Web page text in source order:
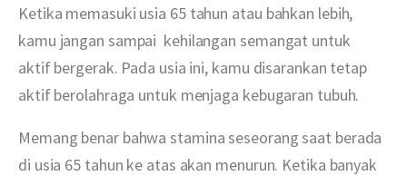
Ketika memasuki usia 65 tahun atau bahkan lebih,
kamu jangan sampai  kehilangan semangat untuk
aktif bergerak. Pada usia ini, kamu disarankan tetap
aktif berolahraga untuk menjaga kebugaran tubuh.
Memang benar bahwa stamina seseorang saat berada
di usia 65 tahun ke atas akan menurun. Ketika banyak